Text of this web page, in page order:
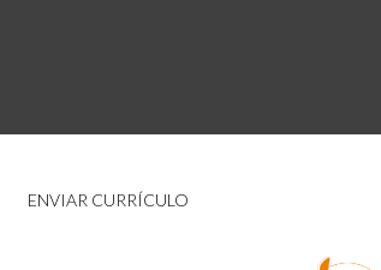
ENVIAR CURRÍCULO